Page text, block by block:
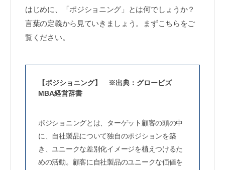
はじめに、「ポジショニング」とは何でしょうか？
言葉の定義から見ていきましょう。まずこちらをご
覧ください。
【ポジショニング】 ※出典：グロービズ
MBA経営辞書
ポジショニングとは、ターゲット顧客の頭の中
に、自社製品について独自のポジションを築
き、ユニークな差別化イメージを植えつけるた
めの活動。顧客に自社製品のユニークな価値を